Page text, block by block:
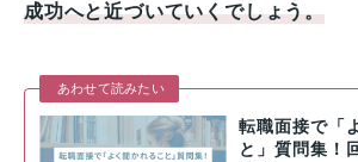
成功へと近づいていくでしょう。
あわせて読みたい
転職面接で「
と」質問集！